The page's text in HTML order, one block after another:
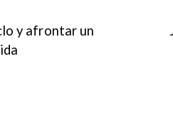
y afrontar un